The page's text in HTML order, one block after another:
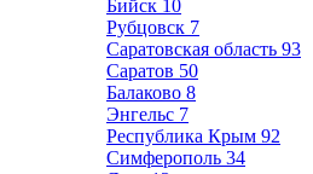
Бийск 10
Рубцовск 7
Саратовская область 93
Саратов 50
Балаково 8
Энгельс 7
Республика Крым 92
Симферополь 34